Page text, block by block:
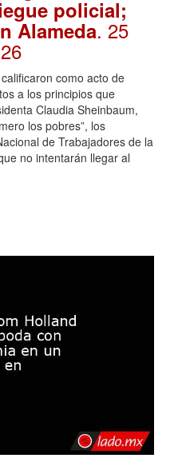
policial;
Alameda. 25
como acto de
a los principios que
Claudia Sheinbaum,
los pobres”, los
de Trabajadores de la
no intentarán llegar al